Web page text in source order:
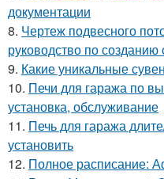
документации
8. Чертеж подвесного
руководство по
9. Какие уникальные
10. Печи для гаража по
установка, обслуживание
11. Печь для гаража
установить
12. Полное расписание: